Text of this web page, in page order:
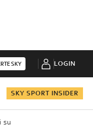
SKY LOGIN
SKY SPORT INSIDER
su